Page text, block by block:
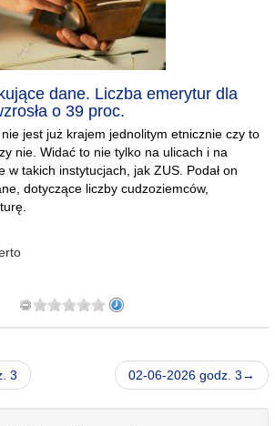
dane. Liczba emerytur dla
o 39 proc.
jest już krajem jednolitym etnicznie czy to
nie. Widać to nie tylko na ulicach i na
w takich instytucjach, jak ZUS. Podał on
dotyczące liczby cudzoziemców,
3 02-06-2026 godz. 3→